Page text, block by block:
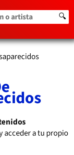
o artista 🔍
acceder a tu propio